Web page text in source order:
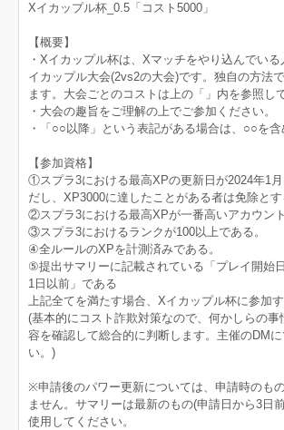
Xイカップル杯_0.5「コスト5000」
【概要】
・Xイカップル杯は、Xマッチをやり込んでい
イカップル大会(2vs2の大会)です。独自の方法
ます。大会ごとのコストは上の「」内を参照し
・大会の趣旨をご理解の上でご参加ください。
・「○○以降」という表記がある場合は、○○を含
【参加資格】
①スプラ3における最高XPの更新日が2024年1
だし、XP3000に達したことがある者は免除とす
②スプラ3における最高XPが一番高いアカウント
③スプラ3におけるランクが100以上である。
④全ルールのXPを計測済みである。
⑤提出サマリーに記載されている「プレイ開始
1日以前」である
上記全てを満たす場合、Xイカップル杯に参加す
(基本的にコスト詐欺対策なので、何かしらの事
容を確認して総合的に判断します。主催のDM
い。)
※申請後のパワー更新については、申請時のも
ません。サマリーは最新のもの(申請日から3日
使用してください。